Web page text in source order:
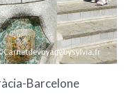
Barcelone